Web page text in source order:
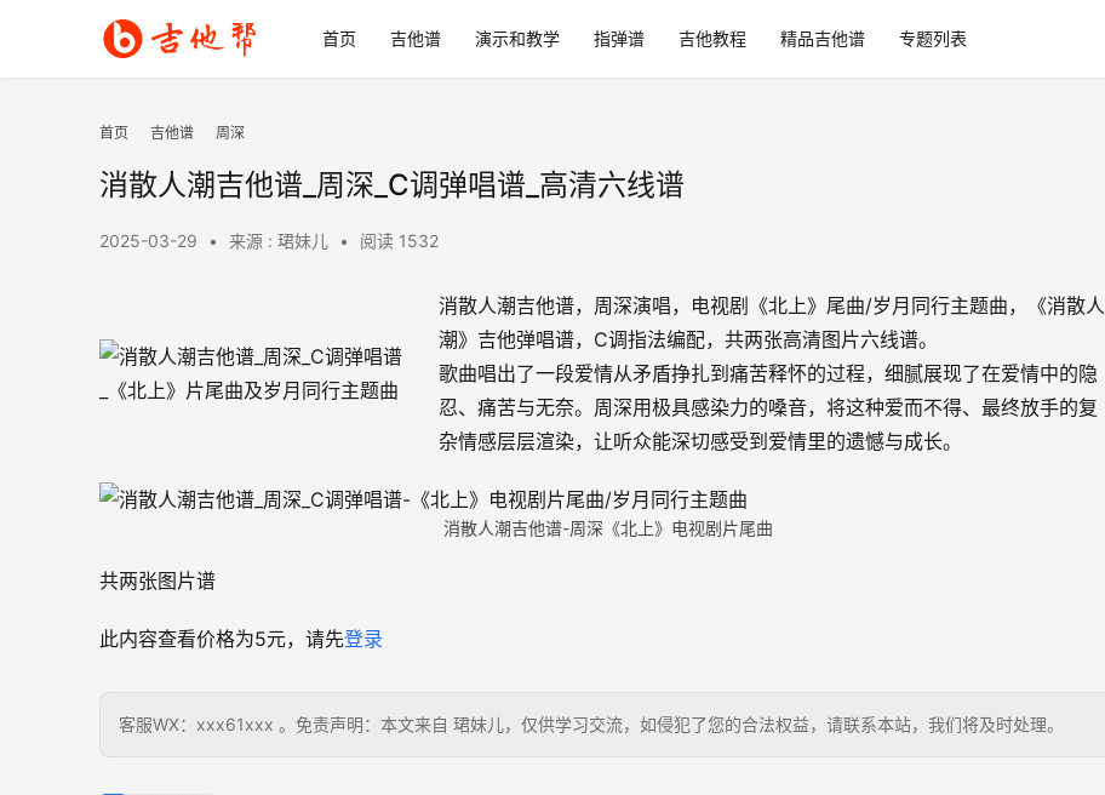
首页 吉他谱 演示和教学 指弹谱 吉他教程 精品吉他谱 专题列表
首页 吉他谱 周深
消散人潮吉他谱_周深_C调弹唱谱_高清六线谱
2025-03-29 • 来源 : 珺妹儿 • 阅读 1532
消散人潮吉他谱，周深演唱，电视剧《北上》尾曲/岁月同行主题曲，《消散人
潮》吉他弹唱谱，C调指法编配，共两张高清图片六线谱。
歌曲唱出了一段爱情从矛盾挣扎到痛苦释怀的过程，细腻展现了在爱情中的隐
忍、痛苦与无奈。周深用极具感染力的嗓音，将这种爱而不得、最终放手的复
杂情感层层渲染，让听众能深切感受到爱情里的遗憾与成长。
消散人潮吉他谱-周深《北上》电视剧片尾曲
共两张图片谱
此内容查看价格为5元，请先登录
客服WX：xxx61xxx 。免责声明：本文来自 珺妹儿，仅供学习交流，如侵犯了您的合法权益，请联系本站，我们将及时处理。